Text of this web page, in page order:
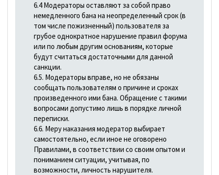
6.4 Модераторы оставляют за собой право
немедленного бана на неопределенный срок (в
том числе пожизненный) пользователя за
грубое однократное нарушение правил форума
или по любым другим основаниям, которые
будут считаться достаточными для данной
санкции.
6.5. Модераторы вправе, но не обязаны
сообщать пользователям о причине и сроках
произведенного ими бана. Обращение с такими
вопросами допустимо лишь в порядке личной
переписки.
6.6. Меру наказания модератор выбирает
самостоятельно, если иное не оговорено
Правилами, в соответствии со своим опытом и
пониманием ситуации, учитывая, по
возможности, личность нарушителя.